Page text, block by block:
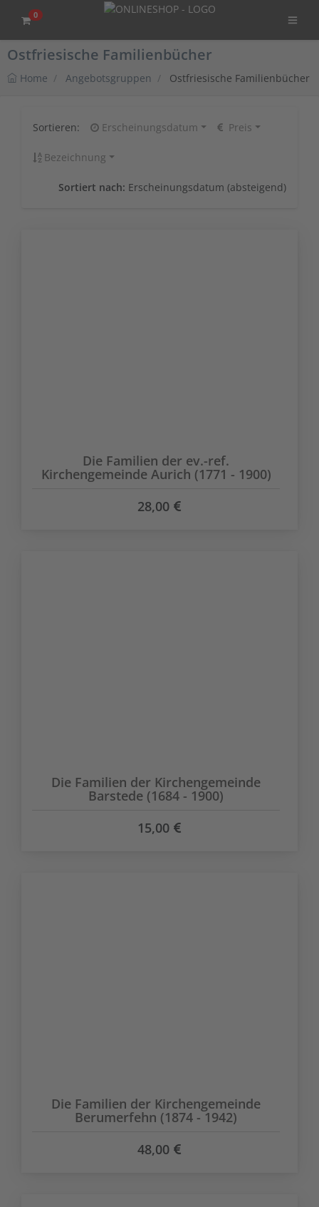
0
Ostfriesische Familienbücher
Home Angebotsgruppen Ostfriesische Familienbücher
Sortieren: Erscheinungsdatum Preis
Bezeichnung
Sortiert nach: Erscheinungsdatum (absteigend)
Die Familien der ev.-ref.
Kirchengemeinde Aurich (1771 - 1900)
28,00
Die Familien der Kirchengemeinde
Barstede (1684 - 1900)
15,00
Die Familien der Kirchengemeinde
Berumerfehn (1874 - 1942)
48,00